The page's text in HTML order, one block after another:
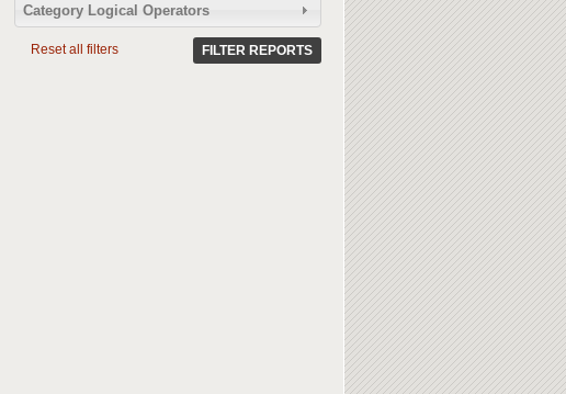
Category Logical Operators
Reset all filters FILTER REPORTS